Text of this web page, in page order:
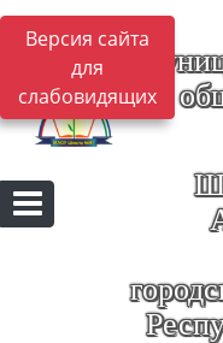
Версия сайта
для
слабовидящих